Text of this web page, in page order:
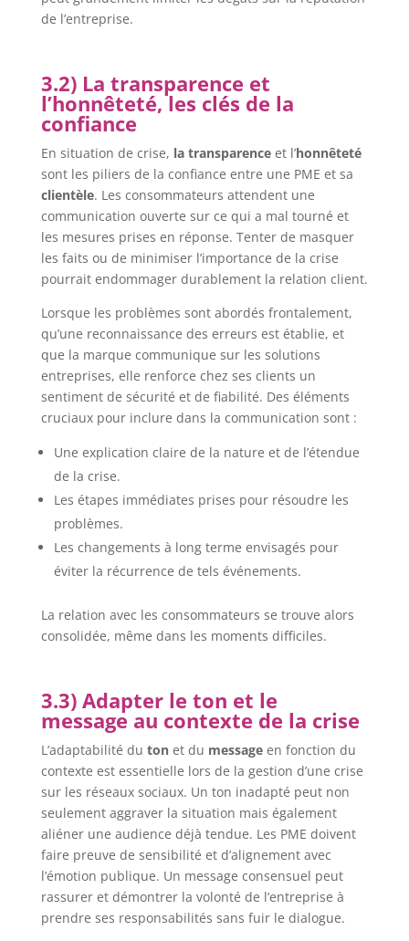
de l’entreprise.
3.2) La transparence et
l’honnêteté, les clés de la
confiance
En situation de crise, la transparenceet l’honnêteté
sont les piliers de la confiance entre une PME et sa
clientèle. Les consommateurs attendent une
communication ouverte sur ce qui a mal tourné et
les mesures prises en réponse. Tenter de masquer
les faits ou de minimiser l’importance de la crise
pourrait endommager durablement la relation client.
Lorsque les problèmes sont abordés frontalement,
qu’une reconnaissance des erreurs est établie, et
que la marque communique sur les solutions
entreprises, elle renforce chez ses clients un
sentiment de sécurité et de fiabilité. Des éléments
cruciaux pour inclure dans la communication sont :
Une explication claire de la nature et de l’étendue
de la crise.
Les étapes immédiates prises pour résoudre les
problèmes.
Les changements à long terme envisagés pour
éviter la récurrence de tels événements.
La relation avec les consommateurs se trouve alors
consolidée, même dans les moments difficiles.
3.3) Adapter le ton et le
message au contexte de la crise
L’adaptabilité du tonet du messageen fonction du
contexte est essentielle lors de la gestion d’une crise
sur les réseaux sociaux. Un ton inadapté peut non
seulement aggraver la situation mais également
aliéner une audience déjà tendue. Les PME doivent
faire preuve de sensibilité et d’alignement avec
l’émotion publique. Un message consensuel peut
rassurer et démontrer la volonté de l’entreprise à
prendre ses responsabilités sans fuir le dialogue.